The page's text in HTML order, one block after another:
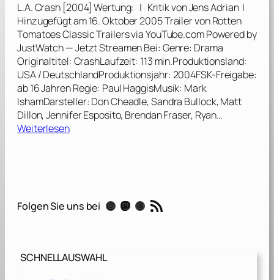
L.A. Crash [2004] Wertung: | Kritik von Jens Adrian |
Hinzugefügt am 16. Oktober 2005 Trailer von Rotten
Tomatoes Classic Trailers via YouTube.com Powered by
JustWatch — Jetzt Streamen Bei: Genre: Drama
Originaltitel: CrashLaufzeit: 113 min.Produktionsland:
USA / DeutschlandProduktionsjahr: 2004FSK-Freigabe:
ab 16 Jahren Regie: Paul HaggisMusik: Mark
IshamDarsteller: Don Cheadle, Sandra Bullock, Matt
Dillon, Jennifer Esposito, Brendan Fraser, Ryan…
Weiterlesen:
r
[
Folgen Sie uns bei Instagram Mastodon Threads RSS-Feed
SCHNELLAUSWAHL